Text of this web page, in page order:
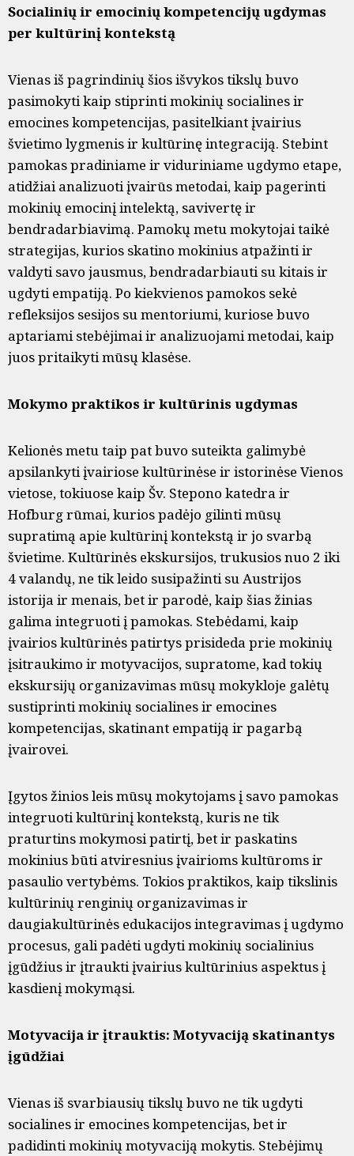
Socialinių ir emocinių kompetencijų ugdymas
per kultūrinį kontekstą
Vienas iš pagrindinių šios išvykos tikslų buvo
pasimokyti kaip stiprinti mokinių socialines ir
emocines kompetencijas, pasitelkiant įvairius
švietimo lygmenis ir kultūrinę integraciją. Stebint
pamokas pradiniame ir viduriniame ugdymo etape,
atidžiai analizuoti įvairūs metodai, kaip pagerinti
mokinių emocinį intelektą, savivertę ir
bendradarbiavimą. Pamokų metu mokytojai taikė
strategijas, kurios skatino mokinius atpažinti ir
valdyti savo jausmus, bendradarbiauti su kitais ir
ugdyti empatiją. Po kiekvienos pamokos sekė
refleksijos sesijos su mentoriumi, kuriose buvo
aptariami stebėjimai ir analizuojami metodai, kaip
juos pritaikyti mūsų klasėse.
Mokymo praktikos ir kultūrinis ugdymas
Kelionės metu taip pat buvo suteikta galimybė
apsilankyti įvairiose kultūrinėse ir istorinėse Vienos
vietose, tokiuose kaip Šv. Stepono katedra ir
Hofburg rūmai, kurios padėjo gilinti mūsų
supratimą apie kultūrinį kontekstą ir jo svarbą
švietime. Kultūrinės ekskursijos, trukusios nuo 2 iki
4 valandų, ne tik leido susipažinti su Austrijos
istorija ir menais, bet ir parodė, kaip šias žinias
galima integruoti į pamokas. Stebėdami, kaip
įvairios kultūrinės patirtys prisideda prie mokinių
įsitraukimo ir motyvacijos, supratome, kad tokių
ekskursijų organizavimas mūsų mokykloje galėtų
sustiprinti mokinių socialines ir emocines
kompetencijas, skatinant empatiją ir pagarbą
įvairovei.
Įgytos žinios leis mūsų mokytojams į savo pamokas
integruoti kultūrinį kontekstą, kuris ne tik
praturtins mokymosi patirtį, bet ir paskatins
mokinius būti atviresnius įvairioms kultūroms ir
pasaulio vertybėms. Tokios praktikos, kaip tikslinis
kultūrinių renginių organizavimas ir
daugiakultūrinės edukacijos integravimas į ugdymo
procesus, gali padėti ugdyti mokinių socialinius
įgūdžius ir įtraukti įvairius kultūrinius aspektus į
kasdienį mokymąsi.
Motyvacija ir įtrauktis: Motyvaciją skatinantys
įgūdžiai
Vienas iš svarbiausių tikslų buvo ne tik ugdyti
socialines ir emocines kompetencijas, bet ir
padidinti mokinių motyvaciją mokytis. Stebėjimų